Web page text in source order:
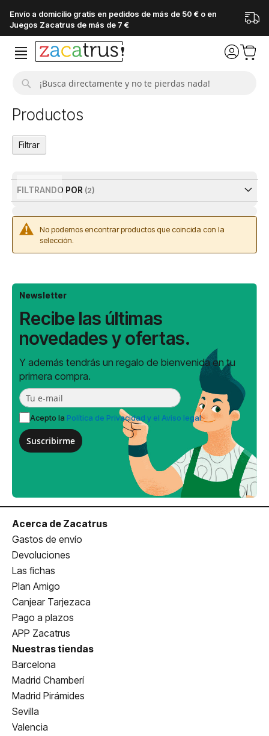
Envío a domicilio gratis en pedidos de más de 50 € o en
Juegos Zacatrus de más de 7 €
Productos
No podemos encontrar productos que coincida con la
selección.
Filtrar
FILTRANDO POR
Filtrar
Newsletter
Recibe las últimas
novedades y ofertas.
Y además tendrás un regalo de bienvenida en tu
primera compra.
Acepto la Política de Privacidad y el Aviso legal
Suscribirme
Acerca de Zacatrus
Gastos de envío
Devoluciones
Las fichas
Plan Amigo
Canjear Tarjezaca
Pago a plazos
APP Zacatrus
Nuestras tiendas
Barcelona
Madrid Chamberí
Madrid Pirámides
Sevilla
Valencia